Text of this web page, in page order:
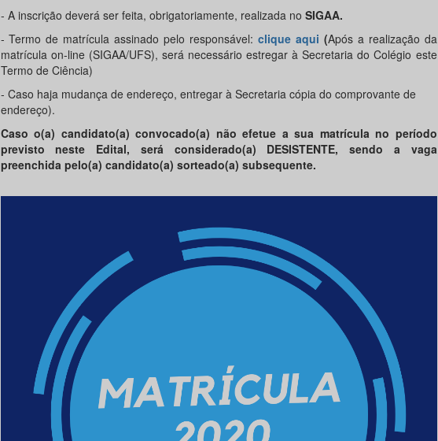
- A inscrição deverá ser feita, obrigatoriamente, realizada no SIGAA.
- Termo de matrícula assinado pelo responsável: clique aqui (Após a realização da
matrícula on-line (SIGAA/UFS), será necessário estregar à Secretaria do Colégio este
Termo de Ciência)
- Caso haja mudança de endereço, entregar à Secretaria cópia do comprovante de
endereço).
Caso o(a) candidato(a) convocado(a) não efetue a sua matrícula no período
previsto neste Edital, será considerado(a) DESISTENTE, sendo a vaga
preenchida pelo(a) candidato(a) sorteado(a) subsequente.